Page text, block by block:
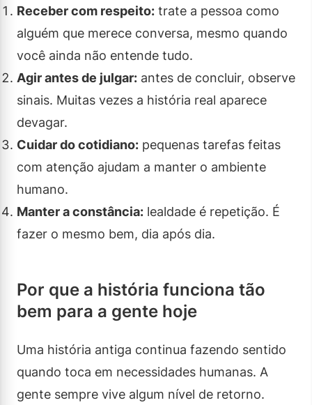
Receber com respeito: trate a pessoa como
alguém que merece conversa, mesmo quando
você ainda não entende tudo.
Agir antes de julgar: antes de concluir, observe
sinais. Muitas vezes a história real aparece
devagar.
Cuidar do cotidiano: pequenas tarefas feitas
com atenção ajudam a manter o ambiente
humano.
Manter a constância: lealdade é repetição. É
fazer o mesmo bem, dia após dia.
Por que a história funciona tão
bem para a gente hoje
Uma história antiga continua fazendo sentido
quando toca em necessidades humanas. A
gente sempre vive algum nível de retorno.